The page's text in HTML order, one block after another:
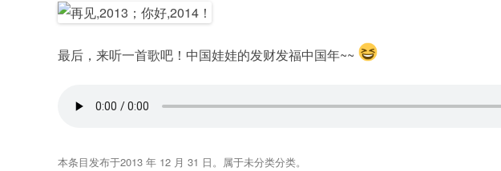
最后，来听一首歌吧！中国娃娃的发财发福中国年~~
本条目发布于2013 年 12 月 31 日。属于未分类分类。